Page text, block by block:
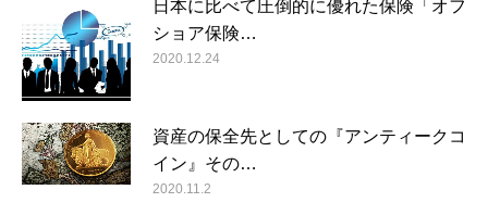
日本に比べて圧倒的に優れた保険「オフ
ショア保険…
2020.12.24
資産の保全先としての『アンティークコ
イン』その…
2020.11.2